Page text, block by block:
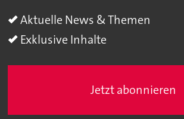
Aktuelle News & Themen
Exklusive Inhalte
Jetzt abonnieren